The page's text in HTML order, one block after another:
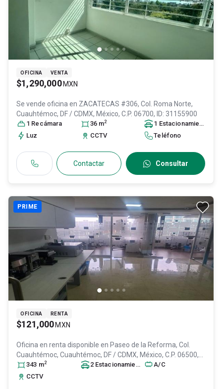
OFICINA VENTA
$1,290,000 MXN
Se vende oficina en ZACATECAS #306, Col. Roma Norte,
Cuauhtémoc, DF / CDMX, México, C.P. 06700, ID: 31155900
1 Recámara 36 m2 1 Estacionamiento
Luz
CCTV Teléfono
Contactar Consultar
PRIME
OFICINA RENTA
$121,000 MXN
Oficina en renta disponible en Paseo de la Reforma, Col.
Cuauhtémoc, Cuauhtémoc, DF / CDMX, México, C.P. 06500,
ID:31447952
343 m2 2 Estacionamiento s
A/C
CCTV